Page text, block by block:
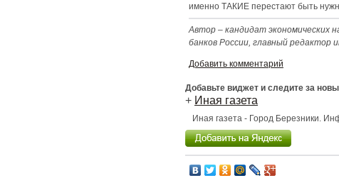
именно ТАКИЕ перестают быть
Автор – кандидат экономических
банков России, главный редактор
Добавить комментарий
Добавьте виджет и следите за
+ Иная газета
Иная газета - Город Березники.